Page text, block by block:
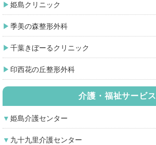
姫島クリニック
季美の森整形外科
千葉きぼーるクリニック
印西花の丘整形外科
介護・福祉サービス
姫島介護センター
九十九里介護センター